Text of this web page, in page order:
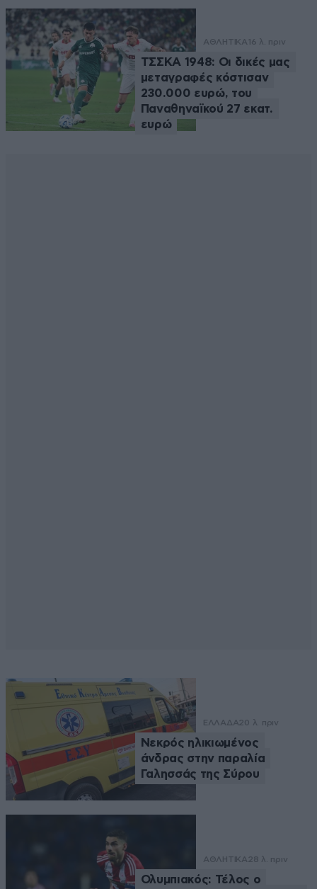
ΑΘΛΗΤΙΚΑ 16 λ. πριν
ΤΣΣΚΑ 1948: Οι δικές μας
μεταγραφές κόστισαν
230.000 ευρώ, του
Παναθηναϊκού 27 εκατ.
ευρώ
ΕΛΛΑΔΑ20 λ. πριν
Νεκρός ηλικιωμένος
άνδρας στην παραλία
Γαλησσάς της Σύρου
ΑΘΛΗΤΙΚΑ 28 λ. πριν
Ολυμπιακός: Τέλος ο